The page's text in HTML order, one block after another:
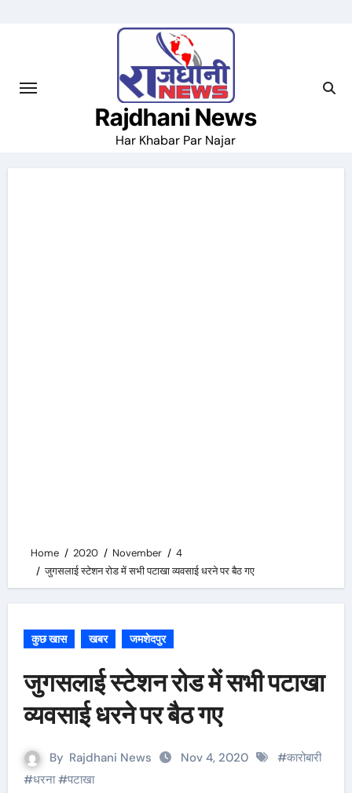
Rajdhani News
Har Khabar Par Najar
Home 2020 November
4
जुगसलाई स्टेशन रोड में सभी पटाखा व्यवसाई धरने पर बैठ गए
कुछ खास खबर जमशेदपुर
जुगसलाई स्टेशन रोड में सभी पटाखा
व्यवसाई धरने पर बैठ गए
By Rajdhani News Nov 4, 2020 #कारोबारी
#धरना#पटाखा